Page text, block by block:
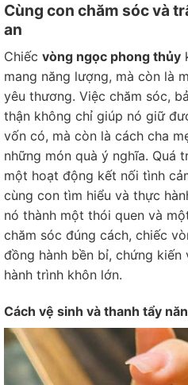
Cùng con chăm sóc và
an
Chiếc vòng ngọc phong thủy
mang năng lượng, mà còn là
yêu thương. Việc chăm sóc,
thận không chỉ giúp nó giữ
vốn có, mà còn là cách cha
những món quà ý nghĩa. Quá
một hoạt động kết nối tình
cùng con tìm hiểu và thực
nó thành một thói quen và
chăm sóc đúng cách, chiếc
đồng hành bền bỉ, chứng
hành trình khôn lớn.
Cách vệ sinh và thanh tẩy